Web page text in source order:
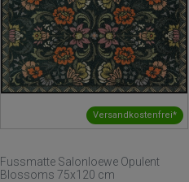
Versandkostenfrei*
Fussmatte Salonloewe Opulent
Blossoms 75x120 cm